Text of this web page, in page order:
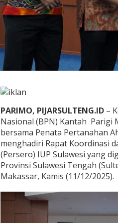
h
k
s
i
p
i
k
a
H
a
k
u
n
a
PARIMO, PIJARSULTENG.ID–
Nasional (BPN) Kantah Parigi
bersama Penata Pertanahan
menghadiri Rapat Koordinasi
(Persero) IUP Sulawesi yang
Provinsi Sulawesi Tengah
Makassar, Kamis (11/12/2025).